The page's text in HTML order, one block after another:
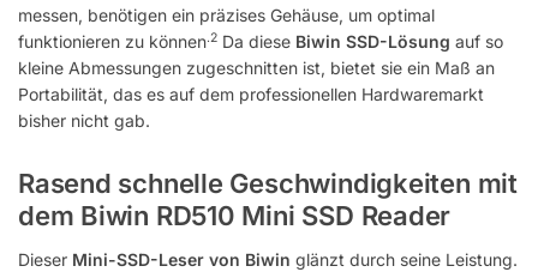
messen, benötigen ein präzises Gehäuse, um optimal
funktionieren zu können.2 Da diese Biwin SSD-Lösung auf so
kleine Abmessungen zugeschnitten ist, bietet sie ein Maß an
Portabilität, das es auf dem professionellen Hardwaremarkt
bisher nicht gab.
Rasend schnelle Geschwindigkeiten mit
dem Biwin RD510 Mini SSD Reader
Dieser Mini-SSD-Leser von Biwin glänzt durch seine Leistung.